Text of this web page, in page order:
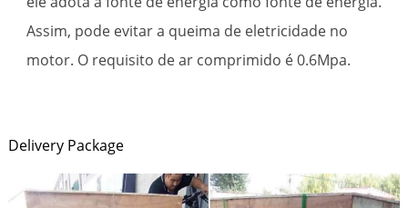
Assim, pode evitar a queima de eletricidade no
motor. O requisito de ar comprimido é 0.6Mpa.
Delivery Package